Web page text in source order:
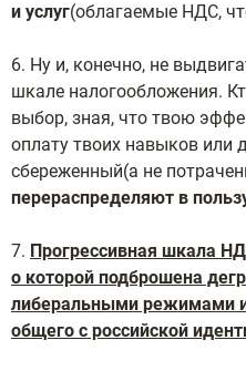
и услуг(облагаемые НДС,
6. Ну и, конечно, не
шкале налогообложения.
выбор, зная, что твою
оплату твоих навыков или
сбереженный(а не
перераспределяют в
7. Прогрессивная шкала
о которой подброшена
либеральными режимами
общего с российской